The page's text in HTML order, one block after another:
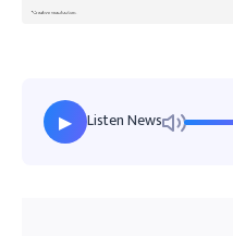
▶ Listen News